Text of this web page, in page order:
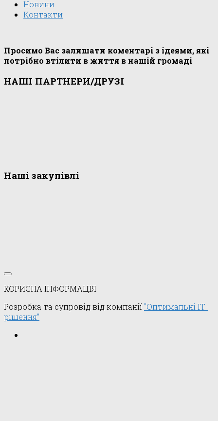
Новини
Контакти
Просимо Вас залишати коментарі з ідеями, які
потрібно втілити в життя в нашій громаді
НАШІ ПАРТНЕРИ/ДРУЗІ
Наші закупівлі
КОРИСНА ІНФОРМАЦІЯ
Розробка та супровід від компанії "Оптимальні ІТ-
рішення"